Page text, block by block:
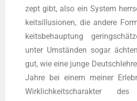
zept gibt, also ein Sys­tem
keits­il­lu­sio­nen, die ande­re
keits­be­haup­tung
unter Umstän­den sogar
gut, wie eine jun­ge
Jah­re bei einem mei­ner
Wirk­lich­keits­cha­rak­ter des